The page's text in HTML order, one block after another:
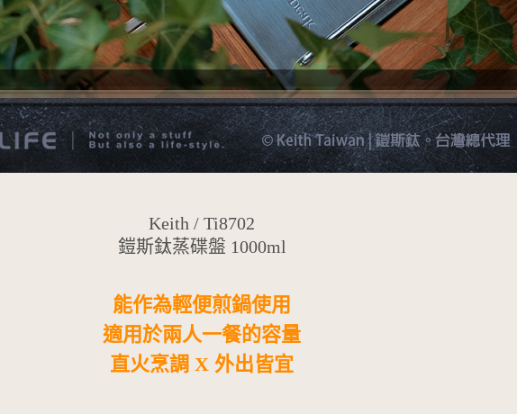
Keith / Ti8702
鎧斯鈦蒸碟盤 1000ml
能作為輕便煎鍋使用
適用於兩人一餐的容量
直火烹調 X 外出皆宜